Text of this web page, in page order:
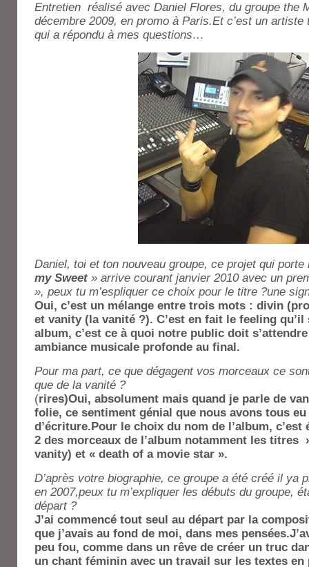
Entretien réalisé avec Daniel Flores, du groupe the
décembre 2009, en promo à Paris.Et c’est un
qui a répondu à mes questions…
Daniel, toi et ton nouveau groupe, ce projet qui
my Sweet» arrive courant janvier 2010 avec un
», peux tu m’espliquer ce choix pour le titre ?une
Oui, c’est un mélange entre trois mots : divin
et vanity (la vanité ?). C’est en fait le feeling qu’il
album, c’est ce à quoi notre public doit
ambiance musicale profonde au final.
Pour ma part, ce que dégagent vos morceaux ce
que de la vanité ?
(rires)Oui, absolument mais quand je parle de
folie, ce sentiment génial que nous avons tous
d’écriture.Pour le choix du nom de l’album,
2 des morceaux de l’album notamment les titres
vanity) et « death of a movie star ».
D’après votre biographie, ce groupe a été créé il ya
en 2007,peux tu m’expliquer les débuts du groupe,
départ ?
J’ai commencé tout seul au départ par la
que j’avais au fond de moi, dans mes
peu fou, comme dans un rêve de créer un truc
un chant féminin avec un travail sur les textes